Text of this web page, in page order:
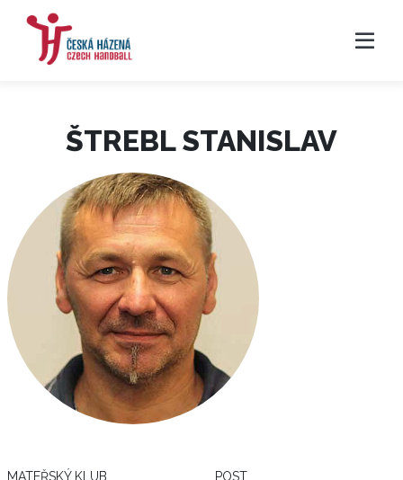
ŠTREBL STANISLAV
MATEŘSKÝ KLUB POST